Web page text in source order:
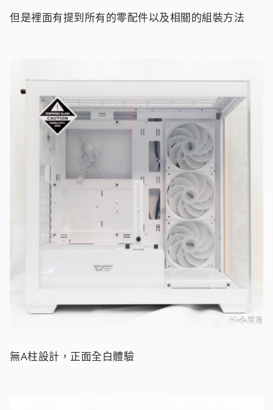
但是裡面有提到所有的零配件以及相關的組裝方法
無A柱設計，正面全白體驗